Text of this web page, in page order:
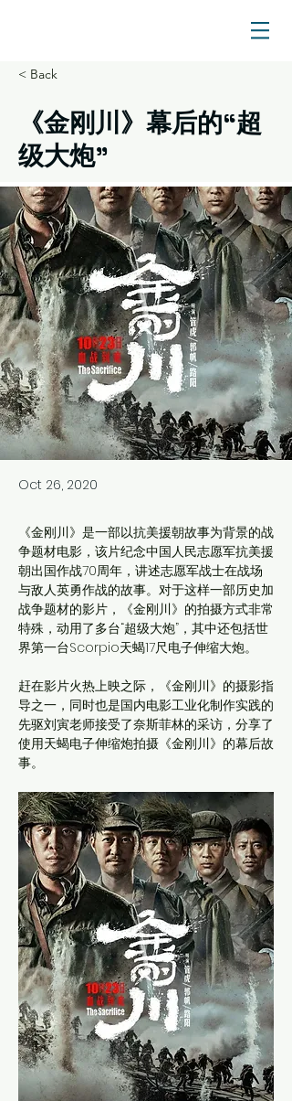
< Back
《金刚川》幕后的“超
级大炮”
Oct 26, 2020
《金刚川》是一部以抗美援朝故事为背景的战
争题材电影，该片纪念中国人民志愿军抗美援
朝出国作战70周年，讲述志愿军战士在战场
与敌人英勇作战的故事。对于这样一部历史加
战争题材的影片，《金刚川》的拍摄方式非常
特殊，动用了多台“超级大炮”，其中还包括世
界第一台Scorpio天蝎17尺电子伸缩大炮。
赶在影片火热上映之际，《金刚川》的摄影指
导之一，同时也是国内电影工业化制作实践的
先驱刘寅老师接受了奈斯菲林的采访，分享了
使用天蝎电子伸缩炮拍摄《金刚川》的幕后故
事。